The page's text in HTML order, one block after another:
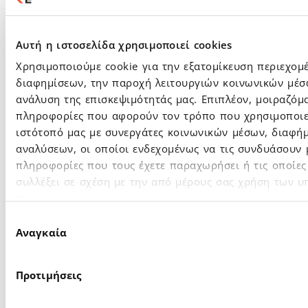
Αυτή η ιστοσελίδα χρησιμοποιεί cookies
Χρησιμοποιούμε cookie για την εξατομίκευση
διαφημίσεων, την παροχή λειτουργιών κοινωνικών
ανάλυση της επισκεψιμότητάς μας. Επιπλέον,
πληροφορίες που αφορούν τον τρόπο που
ιστότοπό μας με συνεργάτες κοινωνικών μέσων,
αναλύσεων, οι οποίοι ενδεχομένως να τις συνδυάσουν
πληροφορίες που τους έχετε παραχωρήσει ή τις
συλλέξει σε σχέση με την από μέρους σας χρήση των
συγκατάθεσης
Αναγκαία
Προτιμήσεις
στους τομείς του Business Software, του
eCommerce και του Fintech
την ενίσχυση του ολοκληρωμένου
οικοσυστήματος προστιθέμενης αξίας και
την παροχή«all in one solution»για τους
τελικούς πελάτες
την ενίσχυση των λύσεων σε κάθετες
αγορές (Hospitality,Farmacy,Retail&
Fuel)
την στρατηγική της συνεχούς αύξησης του
την σταδιακή ανάπτυξη των εργασιών
διαδικτυακών πωλήσεων (Epsilon